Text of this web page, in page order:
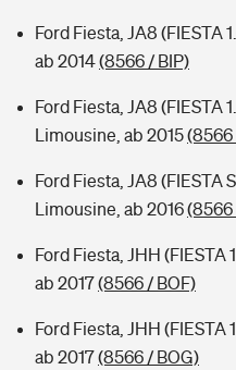
Ford Fiesta, JA8 (FIESTA
ab 2014(8566 / BIP)
Ford Fiesta, JA8 (FIESTA
Limousine, ab 2015(8566
Ford Fiesta, JA8 (FIESTA
Limousine, ab 2016(8566
Ford Fiesta, JHH (FIESTA
ab 2017(8566 / BOF)
Ford Fiesta, JHH (FIESTA
ab 2017(8566 / BOG)